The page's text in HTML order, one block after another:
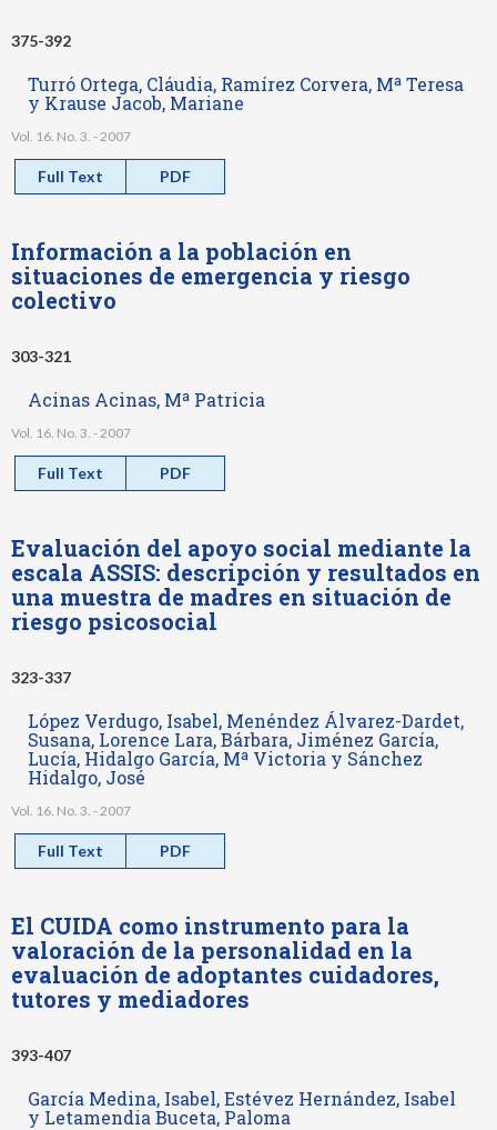
375-392
Turró Ortega, Cláudia, Ramírez Corvera, Mª Teresa
y Krause Jacob, Mariane
Vol. 16. No. 3. - 2007
Full Text PDF
Información a la población en
situaciones de emergencia y riesgo
colectivo
303-321
Acinas Acinas, Mª Patricia
Vol. 16. No. 3. - 2007
Full Text PDF
Evaluación del apoyo social mediante la
escala ASSIS: descripción y resultados en
una muestra de madres en situación de
riesgo psicosocial
323-337
López Verdugo, Isabel, Menéndez Álvarez-Dardet,
Susana, Lorence Lara, Bárbara, Jiménez García,
Lucía, Hidalgo García, Mª Victoria y Sánchez
Hidalgo, José
Vol. 16. No. 3. - 2007
Full Text PDF
El CUIDA como instrumento para la
valoración de la personalidad en la
evaluación de adoptantes cuidadores,
tutores y mediadores
393-407
García Medina, Isabel, Estévez Hernández, Isabel
y Letamendia Buceta, Paloma